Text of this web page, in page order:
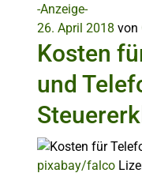
-Anzeige-
26. April 2018 von
Kosten
und
pixabay/falco